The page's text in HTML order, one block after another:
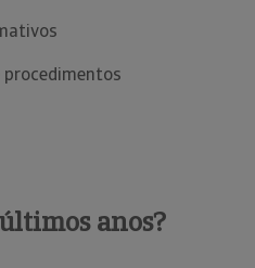
anos?